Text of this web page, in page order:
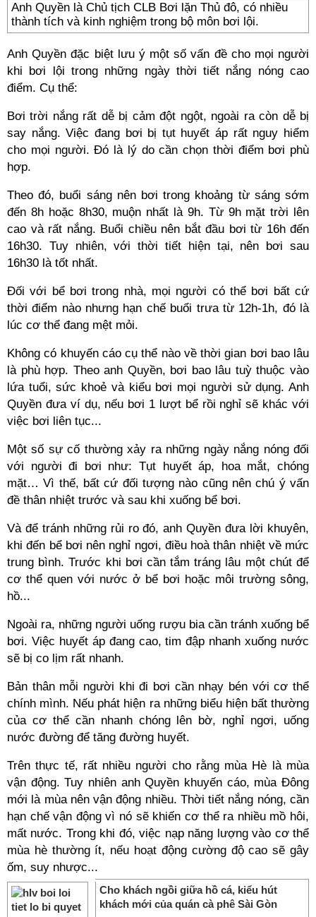
Anh Quyền là Chủ tịch CLB Bơi lặn Thủ đô, có nhiều
thành tích và kinh nghiệm trong bộ môn bơi lội.
Anh Quyền đặc biệt lưu ý một số vấn đề cho mọi người
khi bơi lội trong những ngày thời tiết nắng nóng cao
điểm. Cụ thể:
Bơi trời nắng rất dễ bị cảm đột ngột, ngoài ra còn dễ bị
say nắng. Việc đang bơi bị tụt huyết áp rất nguy hiểm
cho mọi người. Đó là lý do cần chọn thời điểm bơi phù
hợp.
Theo đó, buổi sáng nên bơi trong khoảng từ sáng sớm
đến 8h hoặc 8h30, muộn nhất là 9h. Từ 9h mặt trời lên
cao và rất nắng. Buổi chiều nên bắt đầu bơi từ 16h đến
16h30. Tuy nhiên, với thời tiết hiện tại, nên bơi sau
16h30 là tốt nhất.
Đối với bể bơi trong nhà, mọi người có thể bơi bất cứ
thời điểm nào nhưng hạn chế buổi trưa từ 12h-1h, đó là
lúc cơ thể đang mệt mỏi.
Không có khuyến cáo cụ thể nào về thời gian bơi bao lâu
là phù hợp. Theo anh Quyền, bơi bao lâu tuỳ thuộc vào
lứa tuổi, sức khoẻ và kiểu bơi mọi người sử dụng. Anh
Quyền đưa ví dụ, nếu bơi 1 lượt bể rồi nghỉ sẽ khác với
việc bơi liên tục...
Một số sự cố thường xảy ra những ngày nắng nóng đối
với người đi bơi như: Tụt huyết áp, hoa mắt, chóng
mặt… Vì thế, bất cứ đối tượng nào cũng nên chú ý vấn
đề thân nhiệt trước và sau khi xuống bể bơi.
Và để tránh những rủi ro đó, anh Quyền đưa lời khuyên,
khi đến bể bơi nên nghỉ ngơi, điều hoà thân nhiệt về mức
trung bình. Trước khi bơi cần tắm tráng lâu một chút để
cơ thể quen với nước ở bể bơi hoặc môi trường sông,
hồ...
Ngoài ra, những người uống rượu bia cần tránh xuống bể
bơi. Việc huyết áp đang cao, tim đập nhanh xuống nước
sẽ bị co lịm rất nhanh.
Bản thân mỗi người khi đi bơi cần nhạy bén với cơ thể
chính mình. Nếu phát hiện ra những biểu hiện bất thường
của cơ thể cần nhanh chóng lên bờ, nghỉ ngơi, uống
nước đường để tăng đường huyết.
Trên thực tế, rất nhiều người cho rằng mùa Hè là mùa
vận động. Tuy nhiên anh Quyền khuyến cáo, mùa Đông
mới là mùa nên vận động nhiều. Thời tiết nắng nóng, cần
hạn chế vận động vì nó sẽ khiến cơ thể ra nhiều mồ hôi,
mất nước. Trong khi đó, việc nạp năng lượng vào cơ thể
mùa hè thường ít, nếu hoạt động cường độ cao sẽ gây
ốm, suy nhược...
Cho khách ngồi giữa hồ cá, kiểu hút
khách mới của quán cà phê Sài Gòn